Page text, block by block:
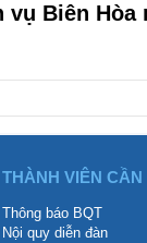
vụ Biên
THÀNH VIÊN CẦN
Thông báo BQT
Nội quy diễn đàn